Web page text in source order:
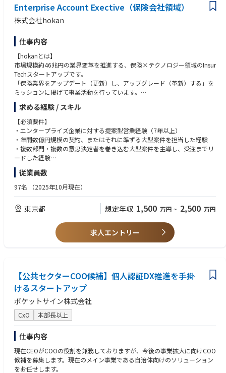
■関連記事
・インサイドセールスメンバへの当社ブログ内インタビュー記事
https://notainc.com/post/inside-sales
ューションを展開。グループ全体でDX投資に積極的で、経済産業省の「D
X認定事業者」にも選定されています。グループ内外の幅広いお客様から
信頼が厚く、安定した経営基盤を誇ります。
・ワークライフバランス◎…フレックスタイム制（コアタイムなし）や週
最大3日の在宅勤務制度を導入。年間休日は122日、有休取得率も高く、平
劇などグループ特典も充実しており、社員定着率90%を超えIT業界平均以
上を誇る職場です。「健康経営優良法人ホワイト500」5年連続認定されま
した。
Enterprise Account Exective（保険会社領域）
株式会社hokan
仕事内容
【hokanとは】
市場規模約46兆円の業界変革を推進する、保険×テクノロジー領域のInsur
Techスタートアップです。
「保険業界をアップデート（更新）し、アップグレード（革新）する」を
ミッションに掲げて事業活動を行っています。
産業の歴史も長く、国民の生活の安心・安全として機能しているインフラ
商品である保険が、必要としている個人・法人に正しく届くよう、保険を
提供をしている企業に対してSaaS型の業務管理システムを提供していま
す。
「保険流通のプラットフォーム」を標榜し、まずは企業の中でも数多く存
在する保険代理店にフォーカスを当てています。
日本の保険市場は、生命保険が約37兆円、損害保険が約9兆円とあわせて
約46兆円に達する巨大なマーケットとなっており、世界第4位の規模を誇
っています。国内の世帯加入率は88％を超え、日本は世界屈指の保険大国
一方で保険への加入経路は、依然として自社の営業担当を通じ契約するこ
保険流通において欠かせない役割を担っており、クライアントと保険をつ
なぐ保険代理店の募集人をDXで支援することにより、誰もが正しく適切に
大手損害保険会社・生命保険会社を中心としたエンタープライズアカウン
トをご担当いただきます。
単なるプロダクト営業ではなく、保険会社の経営や事業戦略を起点に、AI
やSaaS、BPaaSなど様々なソリューションを組み合わせて設計し、中長期
的なパートナーシップを構築していただきます。
また、代表をはじめとした経営陣がエグゼクティブスポンサーとして案件
に参画するため、社内外の多様なステークホルダーを巻き込みながら、数
年単位の大型案件を推進していただきます。
＜具体的な業務内容＞
◾️Strategic Account Planning
求める経験 / スキル
【必須要件】
・エンタープライズ企業に対する提案型営業経験（7年以上）
・年間数億円規模の契約、またはそれに準ずる大型案件を担当した経験
・複数部門・複数の意思決定者を巻き込む大型案件を主導し、受注までリ
ードした経験
・CxOや部門長クラスとの折衝・提案経験
【歓迎要件】
・SaaSまたはエンタープライズソフトウェアの営業経験
・新規市場や新規事業の立ち上げ、GTMの構築経験
・営業プロセスやアカウント攻略手法の型化・仕組み化を推進した経験
【求める人物像】
計できる方
・社内外の多様なステークホルダーを巻き込みながら、複雑な案件を主体
的に推進できる方
・長期間の商談においても粘り強く関係構築を行い、着実に成果へつなげ
られる方
・自身の成功パターンを言語化し、営業組織全体へ還元できる方
・高い倫理観を持ち、保険会社との長期的な信頼関係を構築できる方
従業員数
97名 （2025年10月現在）
東京都 想定年収 1,500 万円 ~ 2,500 万円
求人エントリー
【公共セクターCOO候補】個人認証DX推進を手掛
けるスタートアップ
ポケットサイン株式会社
CxO 本部長以上
仕事内容
現在CEOがCOOの役割を兼務しておりますが、今後の事業拡大に向けCOO
候補を募集します。現在のメイン事業である自治体向けのソリューション
をお任せします。